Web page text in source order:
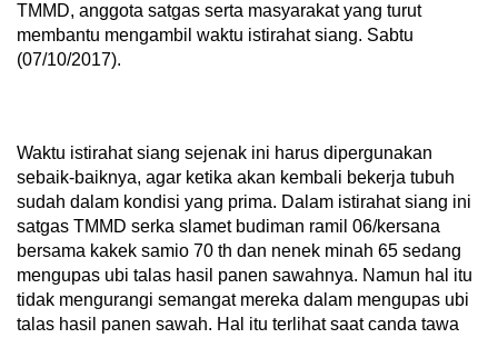
TMMD, anggota satgas serta masyarakat yang turut
membantu mengambil waktu istirahat siang. Sabtu
(07/10/2017).
Waktu istirahat siang sejenak ini harus dipergunakan
sebaik-baiknya, agar ketika akan kembali bekerja tubuh
sudah dalam kondisi yang prima. Dalam istirahat siang ini
satgas TMMD serka slamet budiman ramil 06/kersana
bersama kakek samio 70 th dan nenek minah 65 sedang
mengupas ubi talas hasil panen sawahnya. Namun hal itu
tidak mengurangi semangat mereka dalam mengupas ubi
talas hasil panen sawah. Hal itu terlihat saat canda tawa